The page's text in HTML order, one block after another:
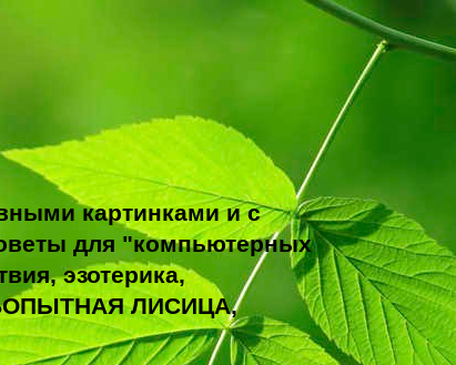
картинками и с
для "компьютерных
эзотерика,
ЛИСИЦА,